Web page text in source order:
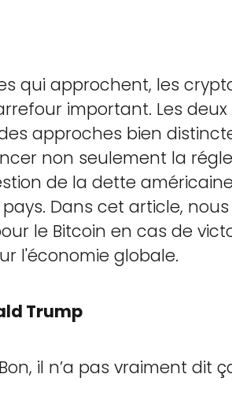
qui approchent, les
important. Les
approches bien
non seulement la
de la dette
Dans cet article,
le Bitcoin en cas de
l'économie globale.
Trump
il n’a pas vraiment dit